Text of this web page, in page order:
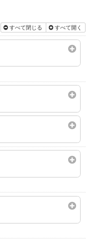
すべて閉じる すべて開く